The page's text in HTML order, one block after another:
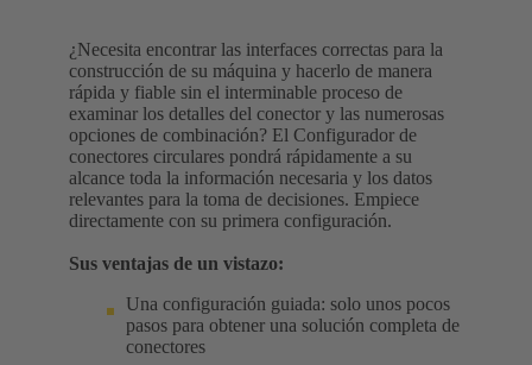
¿Necesita encontrar las interfaces correctas para la
construcción de su máquina y hacerlo de manera
rápida y fiable sin el interminable proceso de
examinar los detalles del conector y las numerosas
opciones de combinación? El Configurador de
conectores circulares pondrá rápidamente a su
alcance toda la información necesaria y los datos
relevantes para la toma de decisiones. Empiece
directamente con su primera configuración.
Sus ventajas de un vistazo:
Una configuración guiada: solo unos pocos
pasos para obtener una solución completa de
conectores